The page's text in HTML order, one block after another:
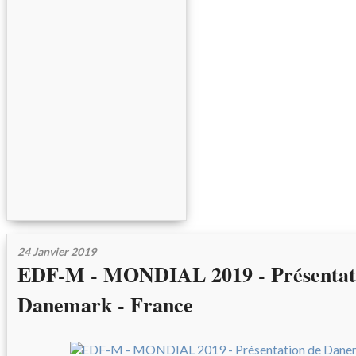
24 Janvier 2019
EDF-M - MONDIAL 2019 -
Danemark - France